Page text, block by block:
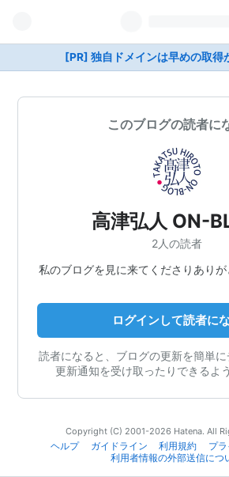
[PR] 独自ドメインは早めの取得
このブログの読者に
高津弘人 ON-
2人の読者
私のブログを見に来てくださりありが
ログインして読者に
読者になると、ブログの更新を簡単に
更新通知を受け取ったりできるよ
Copyright (C) 2001-2026 Hatena. All
ヘルプ
ガイドライン 利用規約
プ
利用者情報の外部送信につ